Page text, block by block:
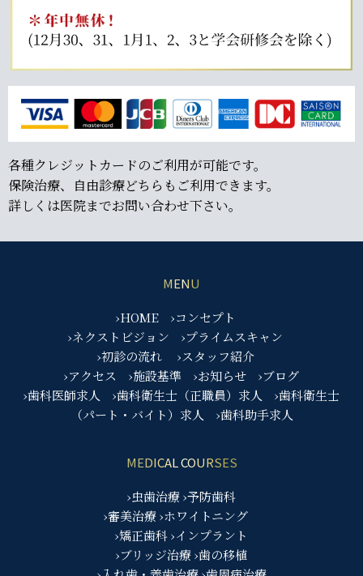
各種クレジットカードのご利用が可能です。
保険治療、自由診療どちらもご利用できます。
詳しくは医院までお問い合わせ下さい。
MENU
›HOME
›コンセプト
›ネクストビジョン
›プライムスキャン
›初診の流れ
›スタッフ紹介
›アクセス
›施設基準 ›お知らせ
›ブログ
›歯科医師求人
›歯科衛生士（正職員）求人
›歯科衛生士
（パート・バイト）求人
›歯科助手求人
MEDICAL COURSES
›虫歯治療›予防歯科
›審美治療 ›ホワイトニング
›矯正歯科›インプラント
›ブリッジ治療›歯の移植